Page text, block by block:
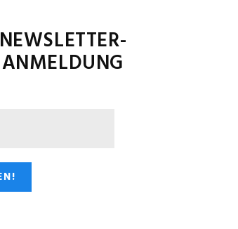
NEWSLETTER-
ANMELDUNG